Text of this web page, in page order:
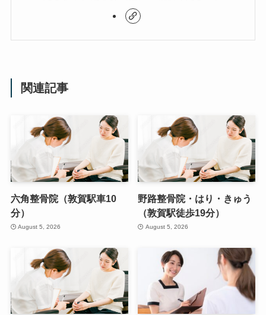
関連記事
六角整骨院（敦賀駅車10
分）
August 5, 2026
野路整骨院・はり・きゅう
（敦賀駅徒歩19分）
August 5, 2026